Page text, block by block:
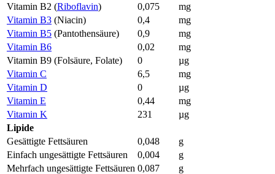
Vitamin B2 (Riboflavin) 0,075
mg
Vitamin B3 (Niacin) 0,4
mg
Vitamin B5 (Pantothensäure) 0,9
mg
Vitamin B6
0,02
mg
Vitamin B9 (Folsäure, Folate)
0
µg
Vitamin C
6,5
mg
Vitamin D
0
µg
Vitamin E
0,44
mg
Vitamin K
231
µg
Lipide
Gesättigte Fettsäuren
0,048
g
Einfach ungesättigte Fettsäuren
0,004
g
Mehrfach ungesättigte Fettsäuren 0,087
g